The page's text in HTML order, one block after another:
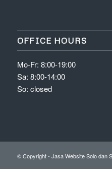
OFFICE HOURS
Mo-Fr: 8:00-19:00
Sa: 8:00-14:00
So: closed
© Copyright - Jasa Website Solo dan